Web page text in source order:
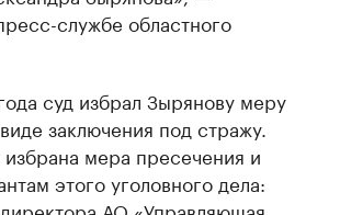
службе областного
суд избрал Зырянову меру
заключения под стражу.
мера пресечения и
этого уголовного дела: